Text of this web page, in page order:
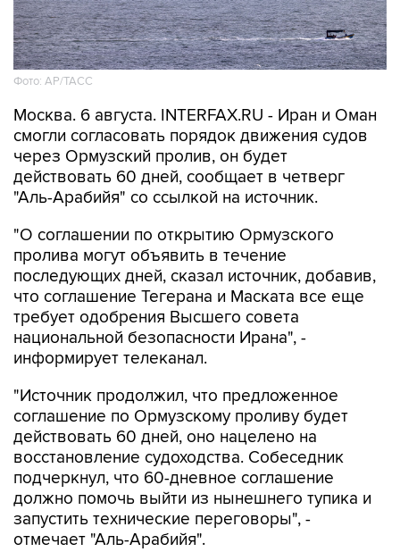
Фото: AP/ТАСС
Москва. 6 августа. INTERFAX.RU - Иран и Оман
смогли согласовать порядок движения судов
через Ормузский пролив, он будет
действовать 60 дней, сообщает в четверг
"Аль-Арабийя" со ссылкой на источник.
"О соглашении по открытию Ормузского
пролива могут объявить в течение
последующих дней, сказал источник, добавив,
что соглашение Тегерана и Маската все еще
требует одобрения Высшего совета
национальной безопасности Ирана", -
информирует телеканал.
"Источник продолжил, что предложенное
соглашение по Ормузскому проливу будет
действовать 60 дней, оно нацелено на
восстановление судоходства. Собеседник
подчеркнул, что 60-дневное соглашение
должно помочь выйти из нынешнего тупика и
запустить технические переговоры", -
отмечает "Аль-Арабийя".